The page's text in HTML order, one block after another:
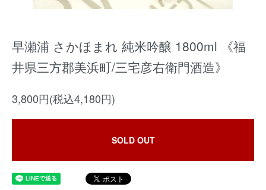
早瀬浦 さかほまれ 純米吟醸 1800ml 《福
井県三方郡美浜町/三宅彦右衛門酒造》
3,800円(税込4,180円)
SOLD OUT